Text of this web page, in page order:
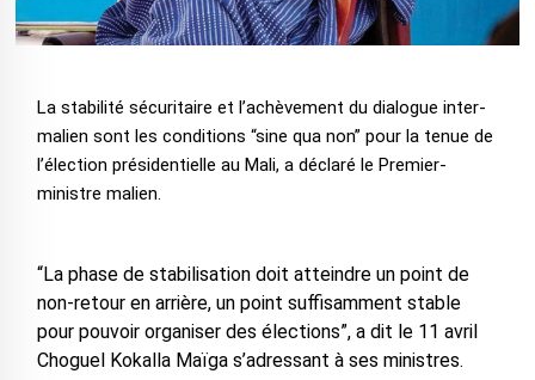
La stabilité sécuritaire et l’achèvement du dialogue inter-
malien sont les conditions “sine qua non” pour la tenue de
l’élection présidentielle au Mali, a déclaré le Premier-
ministre malien.
“La phase de stabilisation doit atteindre un point de
non-retour en arrière, un point suffisamment stable
pour pouvoir organiser des élections”, a dit le 11 avril
Choguel Kokalla Maïga s’adressant à ses ministres.